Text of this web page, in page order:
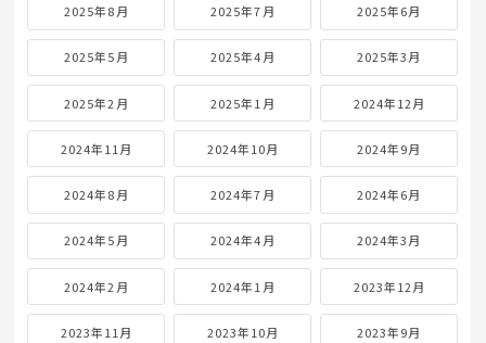
2025年8月 2025年7月 2025年6月
2025年5月 2025年4月 2025年3月
2025年2月 2025年1月 2024年12月
2024年11月 2024年10月 2024年9月
2024年8月 2024年7月 2024年6月
2024年5月 2024年4月 2024年3月
2024年2月 2024年1月 2023年12月
2023年11月 2023年10月 2023年9月